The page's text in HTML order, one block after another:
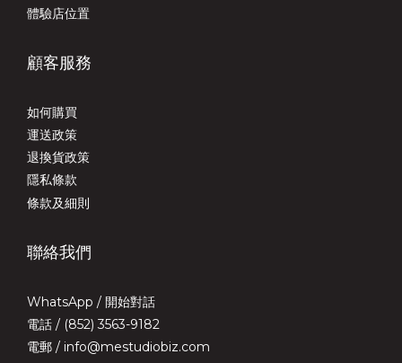
體驗店位置
顧客服務
如何購買
運送政策
退換貨政策
隱私條款
條款及細則
聯絡我們
WhatsApp / 開始對話
電話 / (852) 3563-9182
電郵 / info@mestudiobiz.com